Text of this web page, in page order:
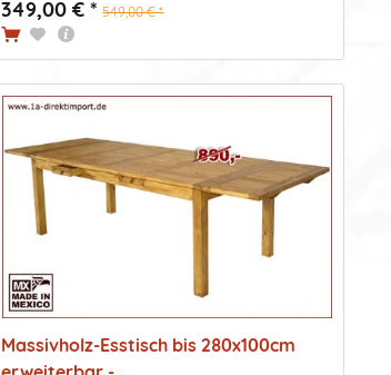
349,00 € * 549,00 € *
Massivholz-Esstisch bis 280x100cm